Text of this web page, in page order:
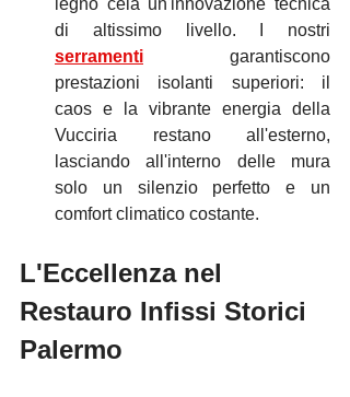
legno cela un'innovazione tecnica
serramenti garantiscono
prestazioni isolanti superiori: il
caos e la vibrante energia della
Vucciria restano all'esterno,
lasciando all'interno delle mura
solo un silenzio perfetto e un
comfort climatico costante.
L'Eccellenza nel
Restauro Infissi Storici
Palermo